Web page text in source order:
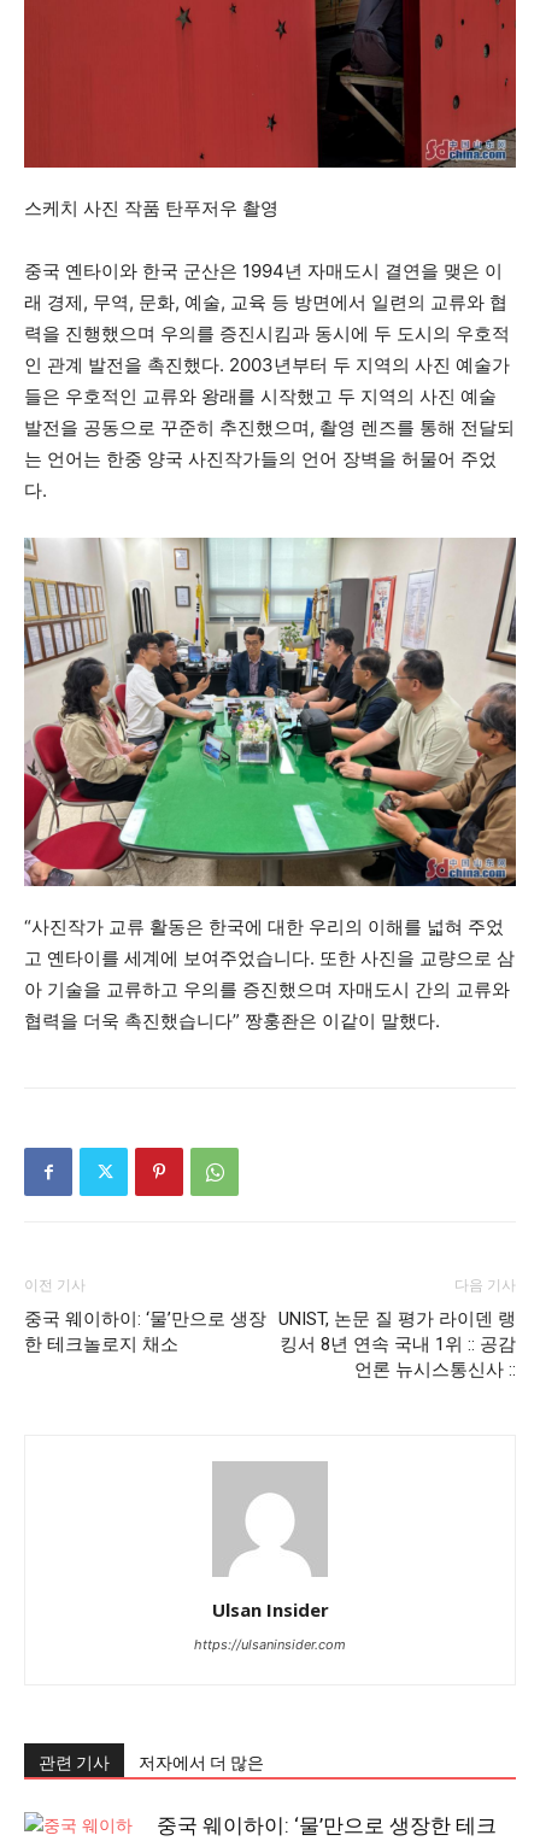
스케치 사진 작품 탄푸저우 촬영
중국 옌타이와 한국 군산은 1994년 자매도시 결연을 맺은 이
래 경제, 무역, 문화, 예술, 교육 등 방면에서 일련의 교류와 협
력을 진행했으며 우의를 증진시킴과 동시에 두 도시의 우호적
인 관계 발전을 촉진했다. 2003년부터 두 지역의 사진 예술가
들은 우호적인 교류와 왕래를 시작했고 두 지역의 사진 예술
발전을 공동으로 꾸준히 추진했으며, 촬영 렌즈를 통해 전달되
는 언어는 한중 양국 사진작가들의 언어 장벽을 허물어 주었
다.
“사진작가 교류 활동은 한국에 대한 우리의 이해를 넓혀 주었
고 옌타이를 세계에 보여주었습니다. 또한 사진을 교량으로 삼
아 기술을 교류하고 우의를 증진했으며 자매도시 간의 교류와
협력을 더욱 촉진했습니다” 짱훙좐은 이같이 말했다.
이전 기사
중국 웨이하이: ‘물’만으로 생장
한 테크놀로지 채소
다음 기사
UNIST, 논문 질 평가 라이덴 랭
킹서 8년 연속 국내 1위 :: 공감
언론 뉴시스통신사 ::
Ulsan Insider
https://ulsaninsider.com
관련 기사 저자에서 더 많은
중국 웨이하이: ‘물’만으로 생장한 테크